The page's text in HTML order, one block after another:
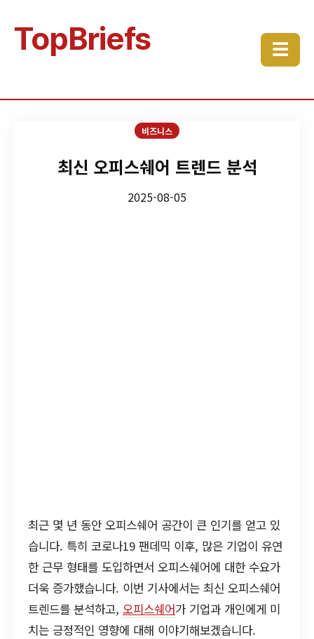
TopBriefs ☰
비즈니스
최신 오피스쉐어 트렌드 분석
2025-08-05
최근 몇 년 동안 오피스쉐어 공간이 큰 인기를 얻고 있
습니다. 특히 코로나19 팬데믹 이후, 많은 기업이 유연
한 근무 형태를 도입하면서 오피스쉐어에 대한 수요가
더욱 증가했습니다. 이번 기사에서는 최신 오피스쉐어
트렌드를 분석하고, 오피스쉐어가 기업과 개인에게 미
치는 긍정적인 영향에 대해 이야기해보겠습니다.